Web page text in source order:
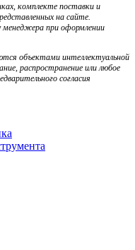
комплекте поставки и
на сайте.
при оформлении
объектами интеллектуальной
распространение или любое
согласия